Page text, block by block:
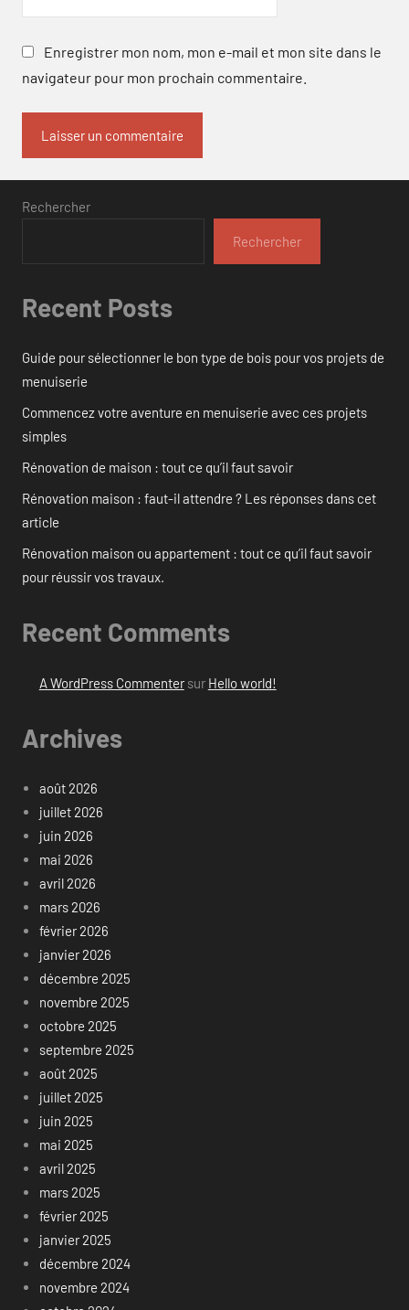
Enregistrer mon nom, mon e-mail et mon site dans le
navigateur pour mon prochain commentaire.
Rechercher
Rechercher
Recent Posts
Guide pour sélectionner le bon type de bois pour vos projets de
menuiserie
Commencez votre aventure en menuiserie avec ces projets
simples
Rénovation de maison : tout ce qu’il faut savoir
Rénovation maison : faut-il attendre ? Les réponses dans cet
article
Rénovation maison ou appartement : tout ce qu’il faut savoir
pour réussir vos travaux.
Recent Comments
A WordPress Commentersur Hello world!
Archives
août 2026
juillet 2026
juin 2026
mai 2026
avril 2026
mars 2026
février 2026
janvier 2026
décembre 2025
novembre 2025
octobre 2025
septembre 2025
août 2025
juillet 2025
juin 2025
mai 2025
avril 2025
mars 2025
février 2025
janvier 2025
décembre 2024
novembre 2024